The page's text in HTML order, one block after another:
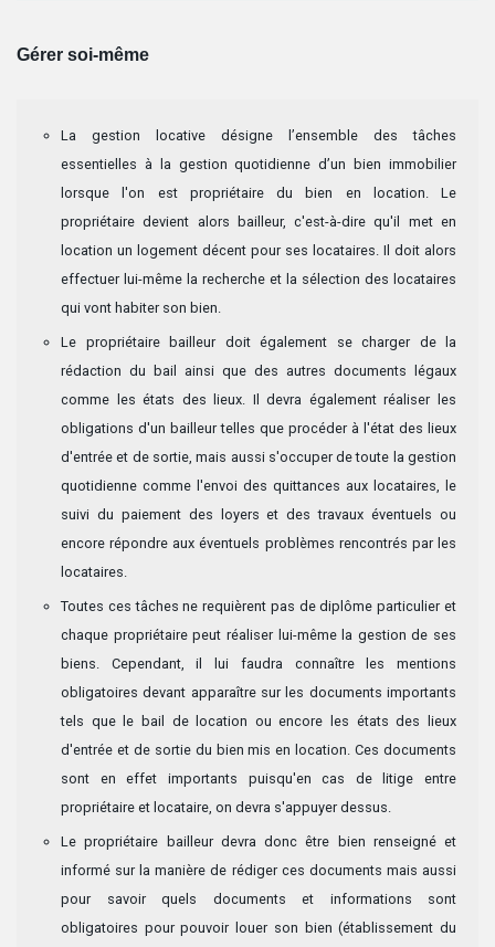
Gérer soi-même
La gestion locative désigne l’ensemble des tâches
essentielles à la gestion quotidienne d’un bien immobilier
lorsque l'on est propriétaire du bien en location. Le
propriétaire devient alors bailleur, c'est-à-dire qu'il met en
location un logement décent pour ses locataires. Il doit alors
effectuer lui-même la recherche et la sélection des locataires
qui vont habiter son bien.
Le propriétaire bailleur doit également se charger de la
rédaction du bail ainsi que des autres documents légaux
comme les états des lieux. Il devra également réaliser les
obligations d'un bailleur telles que procéder à l'état des lieux
d'entrée et de sortie, mais aussi s'occuper de toute la gestion
quotidienne comme l'envoi des quittances aux locataires, le
suivi du paiement des loyers et des travaux éventuels ou
encore répondre aux éventuels problèmes rencontrés par les
locataires.
Toutes ces tâches ne requièrent pas de diplôme particulier et
chaque propriétaire peut réaliser lui-même la gestion de ses
biens. Cependant, il lui faudra connaître les mentions
obligatoires devant apparaître sur les documents importants
tels que le bail de location ou encore les états des lieux
d'entrée et de sortie du bien mis en location. Ces documents
sont en effet importants puisqu'en cas de litige entre
propriétaire et locataire, on devra s'appuyer dessus.
Le propriétaire bailleur devra donc être bien renseigné et
informé sur la manière de rédiger ces documents mais aussi
pour savoir quels documents et informations sont
obligatoires pour pouvoir louer son bien (établissement du